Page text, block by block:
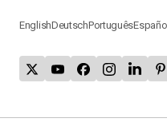
EnglishDeutschPortuguês